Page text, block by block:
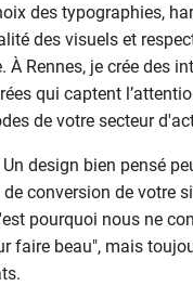
des typographies,
des visuels et
À Rennes, je crée des
qui captent
de votre secteur
design bien pensé
conversion de votre
pourquoi nous ne
faire beau", mais